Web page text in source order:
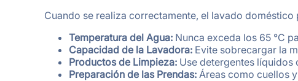
Cuando se realiza correctamente, el lavado
Temperatura del Agua: Nunca exceda los 65 °C
Capacidad de la Lavadora: Evite sobrecargar la
Productos de Limpieza: Use detergentes
Preparación de las Prendas: Áreas como cuellos